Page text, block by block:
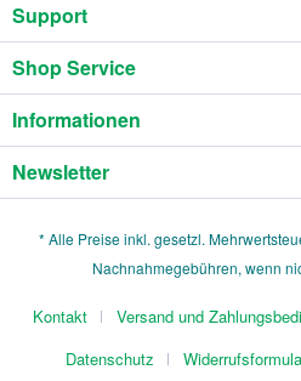
Support
Shop Service
Informationen
Newsletter
* Alle Preise inkl. gesetzl.
Nachnahmegebühren, wenn
Kontakt Versand und
Datenschutz